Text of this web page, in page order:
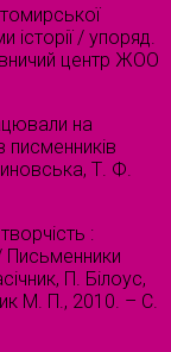
історії / упоряд.
центр ЖОО
на
писменників
Т. Ф.
:
Письменники
П. Білоус,
М. П., 2010. – С.